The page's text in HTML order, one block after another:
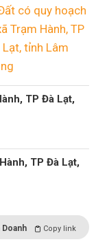
TP Đà Lạt,
TP Đà Lạt,
Doanh Copy link